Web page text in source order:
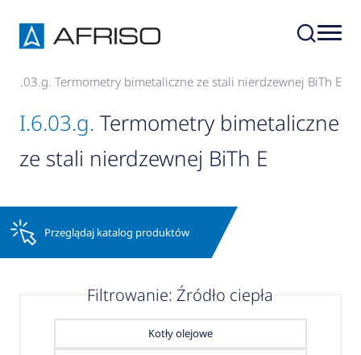
I.6.03.g. Termometry bimetaliczne ze stali nierdzewnej BiTh E
I.6.03.g. Termometry bimetaliczne
ze stali nierdzewnej BiTh E
Przeglądaj katalog produktów
Filtrowanie: Źródło ciepła
Kotły olejowe